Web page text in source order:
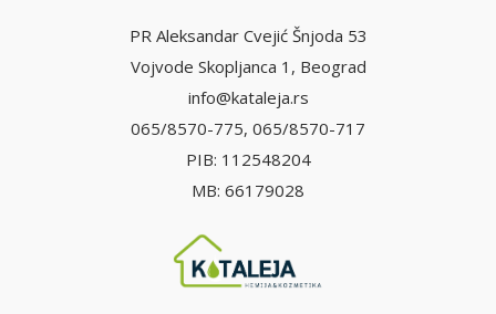
PR Aleksandar Cvejić Šnjoda 53
Vojvode Skopljanca 1, Beograd
info@kataleja.rs
065/8570-775, 065/8570-717
PIB: 112548204
MB: 66179028